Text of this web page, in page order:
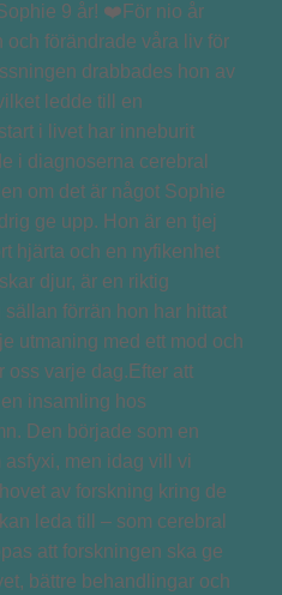
9 år! ❤️För nio år
förändrade våra liv för
drabbades hon av
ledde till en
i livet har inneburit
i diagnoserna cerebral
om det är något Sophie
ge upp. Hon är en tjej
hjärta och en nyfikenhet
djur, är en riktig
förrän hon har hittat
utmaning med ett mod och
oss varje dag.Efter att
insamling hos
Den började som en
men idag vill vi
av forskning kring de
leda till – som cerebral
att forskningen ska ge
bättre behandlingar och